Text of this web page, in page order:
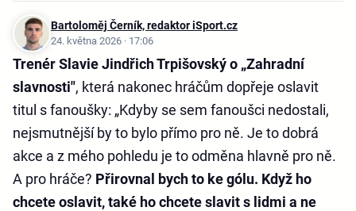
Bartoloměj Černík, redaktor iSport.cz
24. května 2026 · 17:06
Trenér Slavie Jindřich Trpišovský o „Zahradní
slavnosti", která nakonec hráčům dopřeje oslavit
titul s fanoušky: „Kdyby se sem fanoušci nedostali,
nejsmutnější by to bylo přímo pro ně. Je to dobrá
akce a z mého pohledu je to odměna hlavně pro ně.
A pro hráče? Přirovnal bych to ke gólu. Když ho
chcete oslavit, také ho chcete slavit s lidmi a ne